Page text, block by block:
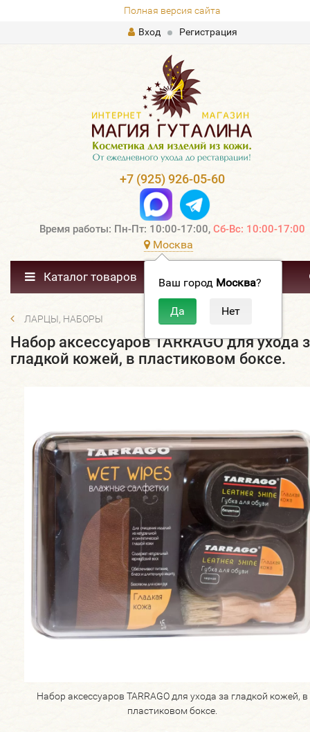
Полная версия сайта
Вход
Регистрация
+7 (925) 926-05-60
Время работы: Пн-Пт: 10:00-17:00, Сб-Вс: 10:00-17:00
Москва
Ваш город Москва?
Каталог товаров
ЛАРЦЫ, НАБОРЫ
Набор аксессуаров TARRAGO для ухода
гладкой кожей, в пластиковом боксе.
Набор аксессуаров TARRAGO для ухода за гладкой кожей, в
пластиковом боксе.